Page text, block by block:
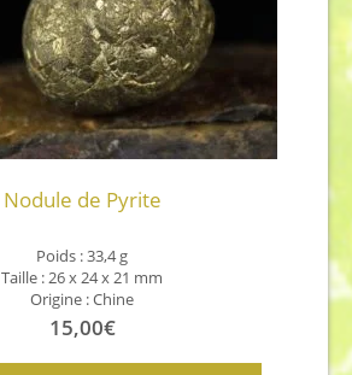
Nodule de Pyrite
Poids : 33,4 g
Taille : 26 x 24 x 21 mm
Origine : Chine
15,00€